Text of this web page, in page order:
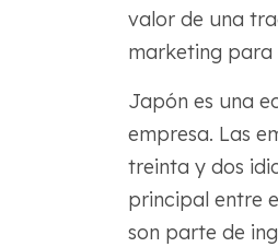
valor de una
marketing para
Japón es una
empresa. Las
treinta y dos
principal entre
son parte de